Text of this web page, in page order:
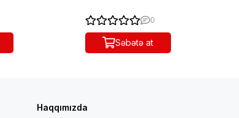
0
Səbətə at
Haqqımızda